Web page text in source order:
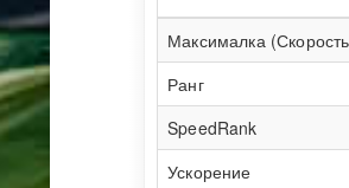
Максималка
Ранг
SpeedRank
Ускорение